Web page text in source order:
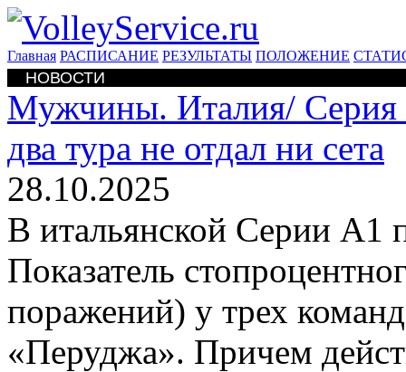
Главная РАСПИСАНИЕ РЕЗУЛЬТАТЫ ПОЛОЖЕНИЕ
НОВОСТИ
Мужчины. Италия/
два тура не отдал ни сета
28.10.2025
В итальянской Серии А1
Показатель
поражений) у трех
«Перуджа». Причем